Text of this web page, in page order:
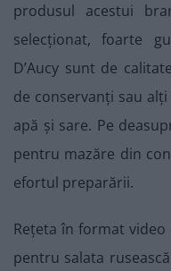
produsul acestui
selecționat, foarte
D’Aucy sunt de
de conservanți sau
apă și sare. Pe
pentru mazăre din
efortul preparării.
Rețeta în format
pentru salata